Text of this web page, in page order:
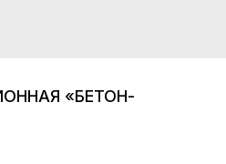
«БЕТОН-